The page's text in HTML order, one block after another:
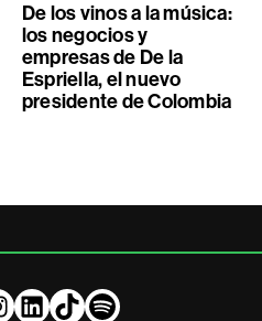
De los vinos a la música:
los negocios y
empresas de De la
Espriella, el nuevo
presidente de Colombia